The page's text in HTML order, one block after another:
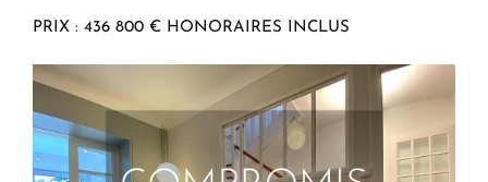
PRIX : 436 800 € HONORAIRES INCLUS